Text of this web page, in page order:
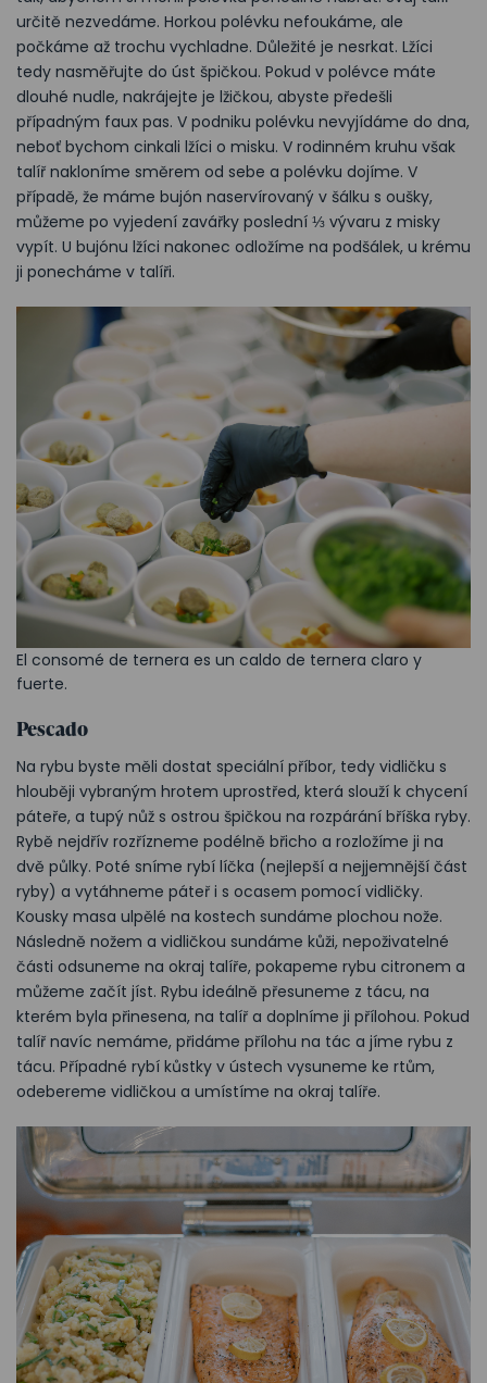
určitě nezvedáme. Horkou polévku nefoukáme, ale
počkáme až trochu vychladne. Důležité je nesrkat. Lžíci
tedy nasměřujte do úst špičkou. Pokud v polévce máte
dlouhé nudle, nakrájejte je lžičkou, abyste předešli
případným faux pas. V podniku polévku nevyjídáme do dna,
neboť bychom cinkali lžíci o misku. V rodinném kruhu však
talíř nakloníme směrem od sebe a polévku dojíme. V
případě, že máme bujón naservírovaný v šálku s oušky,
můžeme po vyjedení zavářky poslední ⅓ vývaru z misky
vypít. U bujónu lžíci nakonec odložíme na podšálek, u krému
ji ponecháme v talíři.
El consomé de ternera es un caldo de ternera claro y
fuerte.
Pescado
Na rybu byste měli dostat speciální příbor, tedy vidličku s
hlouběji vybraným hrotem uprostřed, která slouží k chycení
páteře, a tupý nůž s ostrou špičkou na rozpárání bříška ryby.
Rybě nejdřív rozřízneme podélně břicho a rozložíme ji na
dvě půlky. Poté sníme rybí líčka (nejlepší a nejjemnější část
ryby) a vytáhneme páteř i s ocasem pomocí vidličky.
Kousky masa ulpělé na kostech sundáme plochou nože.
Následně nožem a vidličkou sundáme kůži, nepoživatelné
části odsuneme na okraj talíře, pokapeme rybu citronem a
můžeme začít jíst. Rybu ideálně přesuneme z tácu, na
kterém byla přinesena, na talíř a doplníme ji přílohou. Pokud
talíř navíc nemáme, přidáme přílohu na tác a jíme rybu z
tácu. Případné rybí kůstky v ústech vysuneme ke rtům,
odebereme vidličkou a umístíme na okraj talíře.